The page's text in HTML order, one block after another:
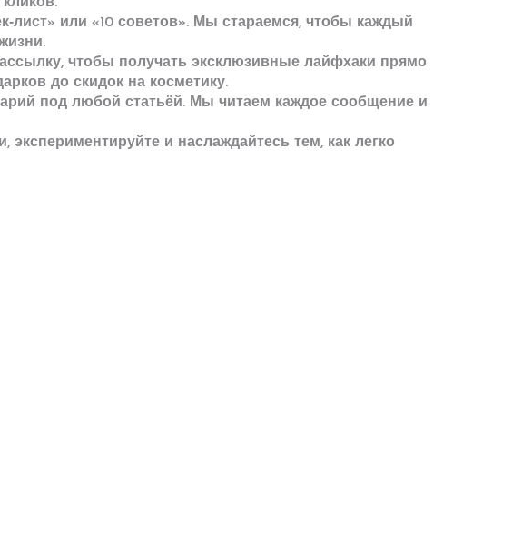
или «10 советов». Мы стараемся, чтобы каждый
чтобы получать эксклюзивные лайфхаки прямо
до скидок на косметику.
под любой статьёй. Мы читаем каждое сообщение и
и наслаждайтесь тем, как легко